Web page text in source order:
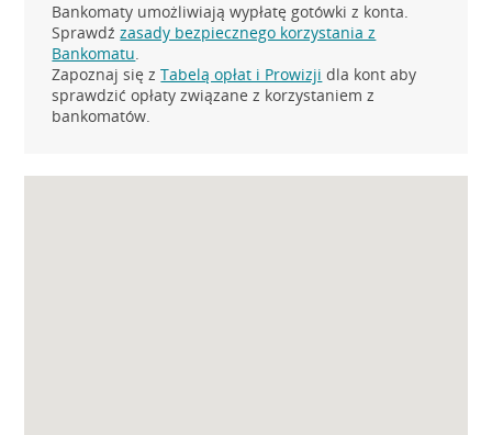
Bankomaty umożliwiają wypłatę gotówki z konta.
Sprawdźzasady bezpiecznego korzystania z
Bankomatu.
Zapoznaj się zTabelą opłat i Prowizji dla kont aby
sprawdzić opłaty związane z korzystaniem z
bankomatów.